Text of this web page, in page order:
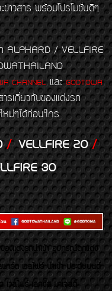
าวสาร พร้อมโปรโมชั่นดีๆ
ALPHARD / VELLFIRE
CHANNELและGODTOWA
รเกี่ยวกับของแต่งรถ
ม่ๆได้ก่อนใคร
/VELLFIRE 20/
30
งเเต่งรถนำเข้า อุปกรณ์ตกแต่ง
ร์ด เวลไฟร์ นำเข้า ประดับยนต์
เวลไฟร์ เลกซัส มาเจสตี้